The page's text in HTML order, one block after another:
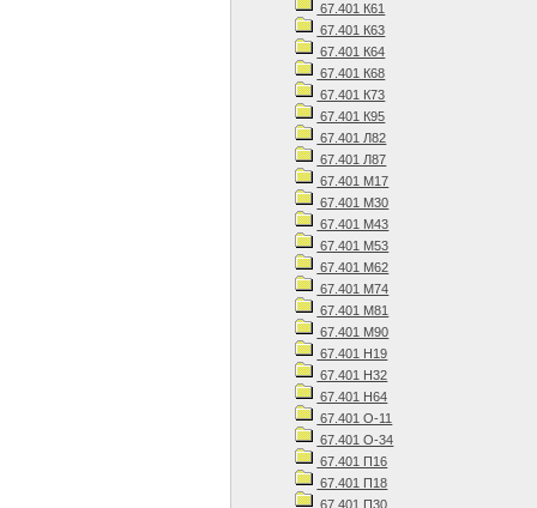
67.401 К61
67.401 К63
67.401 К64
67.401 К68
67.401 К73
67.401 К95
67.401 Л82
67.401 Л87
67.401 М17
67.401 М30
67.401 М43
67.401 М53
67.401 М62
67.401 М74
67.401 М81
67.401 М90
67.401 Н19
67.401 Н32
67.401 Н64
67.401 О-11
67.401 О-34
67.401 П16
67.401 П18
67.401 П30